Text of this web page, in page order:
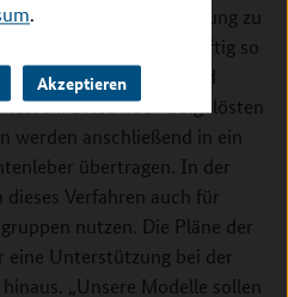
.
Akzeptieren
Medikamentenentwicklung zu
Praxis könnte das künftig so
Patienten wird
Diese hoch aufgelösten
werden anschließend in ein
übertragen. In der
Verfahren auch für
nutzen. Die Pläne der
eine Unterstützung bei der
„Unsere Modelle sollen